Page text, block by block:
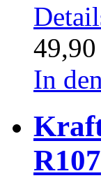
In
R107